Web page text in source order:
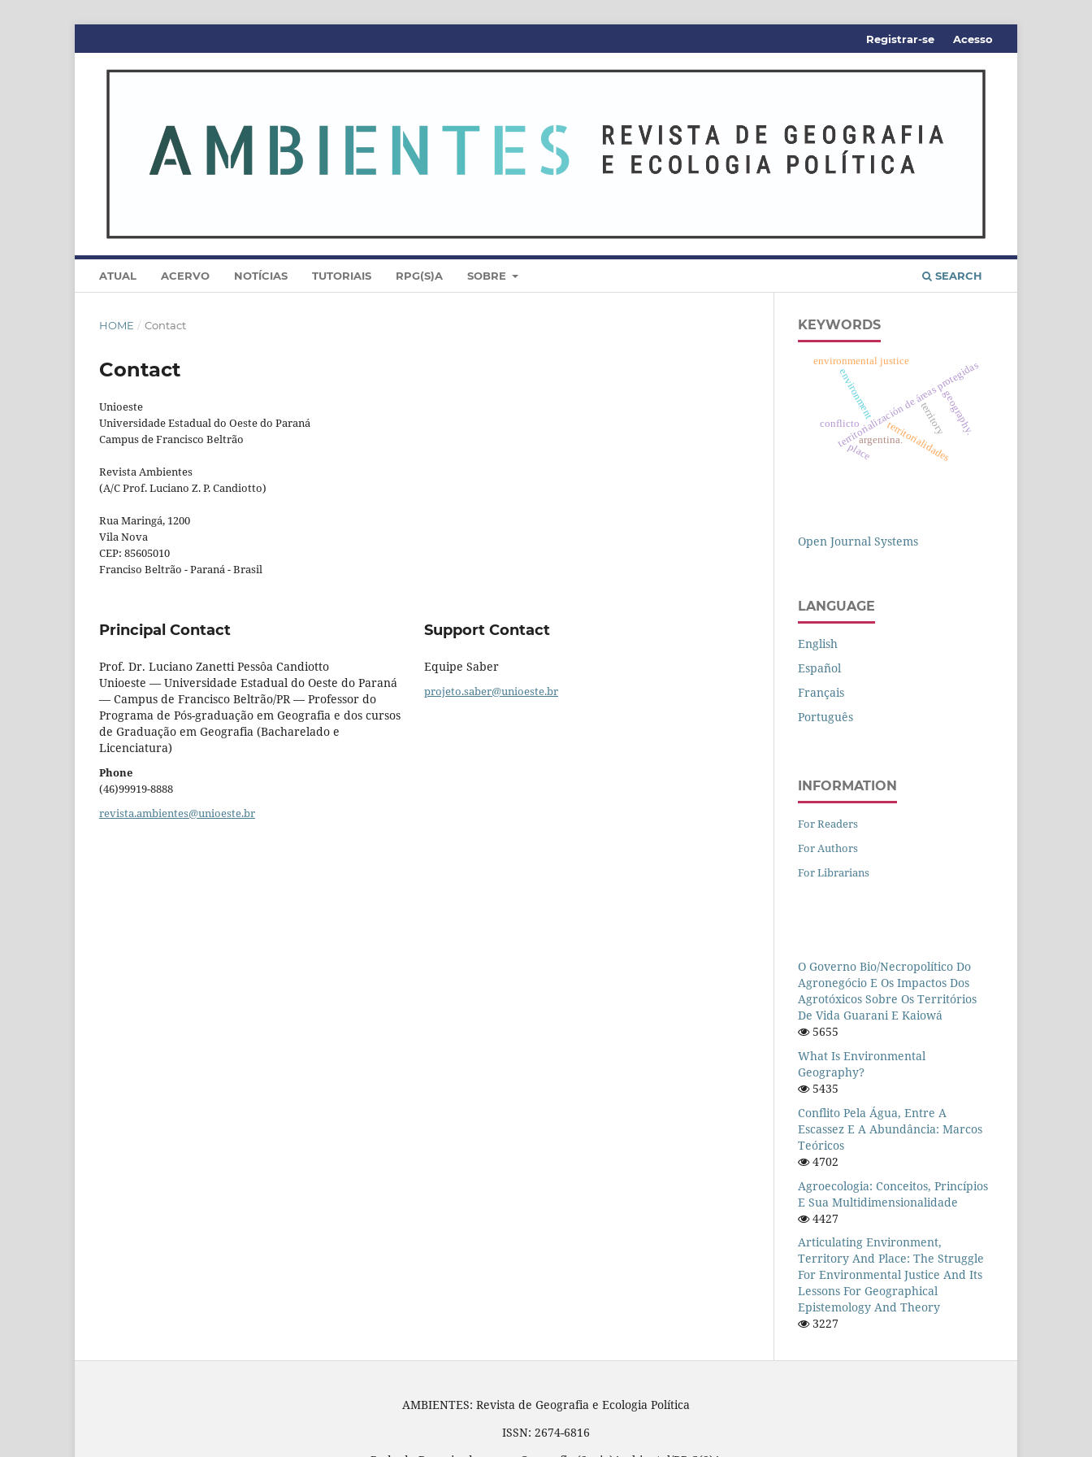
ATUAL ACERVO NOTÍCIAS TUTORIAIS RPG(S)A SOBRE SEARCH
Registrar-se Acesso
HOME / Contact
Contact
Unioeste
Universidade Estadual do Oeste do Paraná
Campus de Francisco Beltrão
Revista Ambientes
(A/C Prof. Luciano Z. P. Candiotto)
Rua Maringá, 1200
Vila Nova
CEP: 85605010
Franciso Beltrão - Paraná - Brasil
Principal Contact
Prof. Dr. Luciano Zanetti Pessôa Candiotto
Unioeste — Universidade Estadual do Oeste do Paraná
— Campus de Francisco Beltrão/PR — Professor do
Programa de Pós-graduação em Geografia e dos cursos
de Graduação em Geografia (Bacharelado e
Licenciatura)
Phone
(46)99919-8888
revista.ambientes@unioeste.br
Support Contact
Equipe Saber
projeto.saber@unioeste.br
KEYWORDS
territorialización de áreas protegidas
territorialidades
conflicto
argentina.
environment territory
place
environmental justice
geography.
Open Journal Systems
LANGUAGE
English
Español
Français
Português
INFORMATION
For Readers
For Authors
For Librarians
O Governo Bio/necropolítico Do
Agronegócio E Os Impactos Dos
Agrotóxicos Sobre Os Territórios
De Vida Guarani E Kaiowá
5655
What Is Environmental
Geography?
5435
Conflito Pela Água, Entre A
Escassez E A Abundância: Marcos
Teóricos
4702
Agroecologia: Conceitos, Princípios
E Sua Multidimensionalidade
4427
Articulating Environment,
Territory And Place: The Struggle
For Environmental Justice And Its
Lessons For Geographical
Epistemology And Theory
3227
AMBIENTES: Revista de Geografia e Ecologia Política
ISSN: 2674-6816